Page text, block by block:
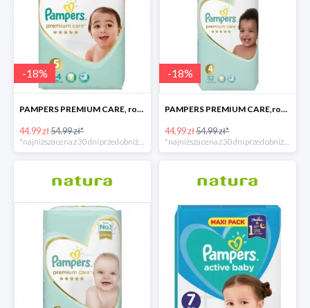
-18%
PAMPERS PREMIUM CARE, rozmiar 5, 44 pieluszki, 11kg-16kg
44.99 zł54.99 zł*
*najniższa cena z 30 dni przed obniżką
-18%
PAMPERS PREMIUM CARE,rozmiar 4, 52 pieluszki 9kg-14kg
44.99 zł54.99 zł*
*najniższa cena z 30 dni przed obniżką